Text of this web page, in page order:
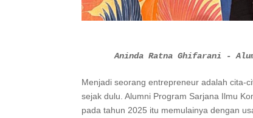
Aninda Ratna Ghifarani -
Menjadi seorang entrepreneur adalah cita-
sejak dulu. Alumni Program Sarjana Ilmu
pada tahun 2025 itu memulainya dengan